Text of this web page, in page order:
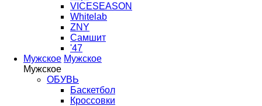
VICESEASON
Whitelab
ZNY
Самшит
'47
Мужское Мужское
Мужское
ОБУВЬ
Баскетбол
Кроссовки